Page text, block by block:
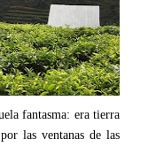
fantasma: era tierra
las ventanas de las